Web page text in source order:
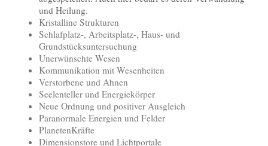
und Heilung.
Kristalline Strukturen
Schlafplatz-, Arbeitsplatz-, Haus- und
Grundstücksuntersuchung
Unerwünschte Wesen
Kommunikation mit Wesenheiten
Verstorbene und Ahnen
Seelenteller und Energiekörper
Neue Ordnung und positiver Ausgleich
Paranormale Energien und Felder
PlanetenKräfte
Dimensionstore und Lichtportale